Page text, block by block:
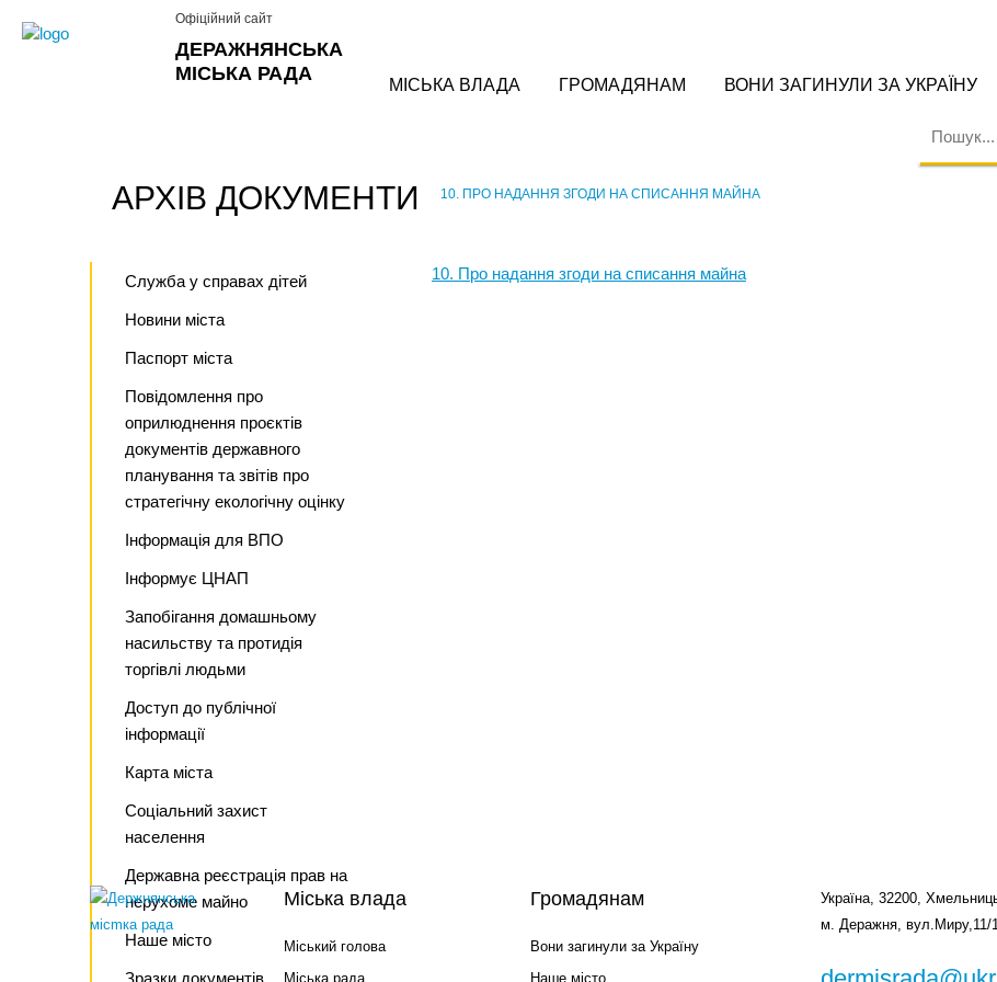
ДЕРАЖНЯНСЬКА
МІСЬКА РАДА
Офіційний сайт
МІСЬКА ВЛАДА ГРОМАДЯНАМ ВОНИ ЗАГИНУЛИ ЗА УКРАЇНУ
АРХІВ ДОКУМЕНТИ 10. ПРО НАДАННЯ ЗГОДИ НА СПИСАННЯ МАЙНА
Служба у справах дітей
Новини міста
Паспорт міста
Повідомлення про
оприлюднення проєктів
документів державного
планування та звітів про
стратегічну екологічну оцінку
Інформація для ВПО
Інформує ЦНАП
Запобігання домашньому
насильству та протидія
торгівлі людьми
Доступ до публічної
інформації
Карта міста
Соціальний захист
населення
Державна реєстрація прав на
нерухоме майно
Наше місто
Зразки документів
10. Про надання згоди на списання майна
Міська влада
Міський голова
Міська рада
Громадянам
Вони загинули за Україну
Наше місто
Україна, 32200,
м. Деражня, вул.Миру,11/